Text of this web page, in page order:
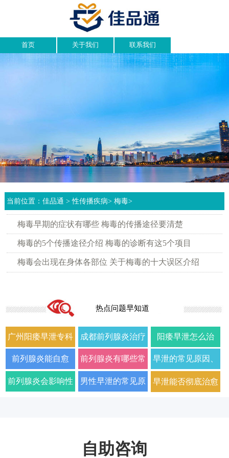
首页 关于我们 联系我们
当前位置：佳品通 >性传播疾病>梅毒>
梅毒早期的症状有哪些 梅毒的传播途径要清楚
梅毒的5个传播途径介绍 梅毒的诊断有这5个项目
梅毒会出现在身体各部位 关于梅毒的十大误区介绍
热点问题早知道
广州阳痿早泄专科
门诊哪家好正规男
科医院排名
成都前列腺炎治疗
哪家男科医院好
2026年口碑推荐
阳痿早泄怎么治
疗？2026年男科专
家详解病因与科学
前列腺炎能自愈
吗？2026年科学治
前列腺炎有哪些常
见症状以及如何科
早泄的常见原因、
症状及改善方法全
前列腺炎会影响性 男性早泄的常见原 早泄能否彻底治愈
自助咨询